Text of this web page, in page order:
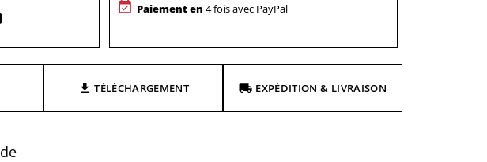
Paiement en 4 fois avec PayPal
TÉLÉCHARGEMENT EXPÉDITION & LIVRAISON